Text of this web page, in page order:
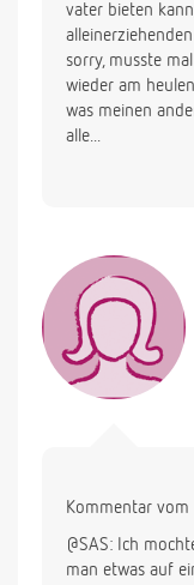
vater bieten
sorry, musste
wieder am
was meinen
alle...
Kommentar
@SAS: Ich
man etwas auf